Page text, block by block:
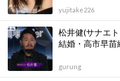
yujitake226
松井健(サナエ
結婚・高市早苗
gurung